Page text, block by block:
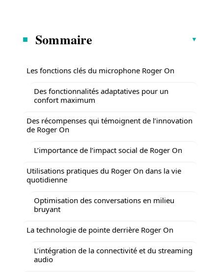
Sommaire
Les fonctions clés du microphone Roger On
Des fonctionnalités adaptatives pour un
confort maximum
Des récompenses qui témoignent de l’innovation
de Roger On
L’importance de l’impact social de Roger On
Utilisations pratiques du Roger On dans la vie
quotidienne
Optimisation des conversations en milieu
bruyant
La technologie de pointe derrière Roger On
L’intégration de la connectivité et du streaming
audio